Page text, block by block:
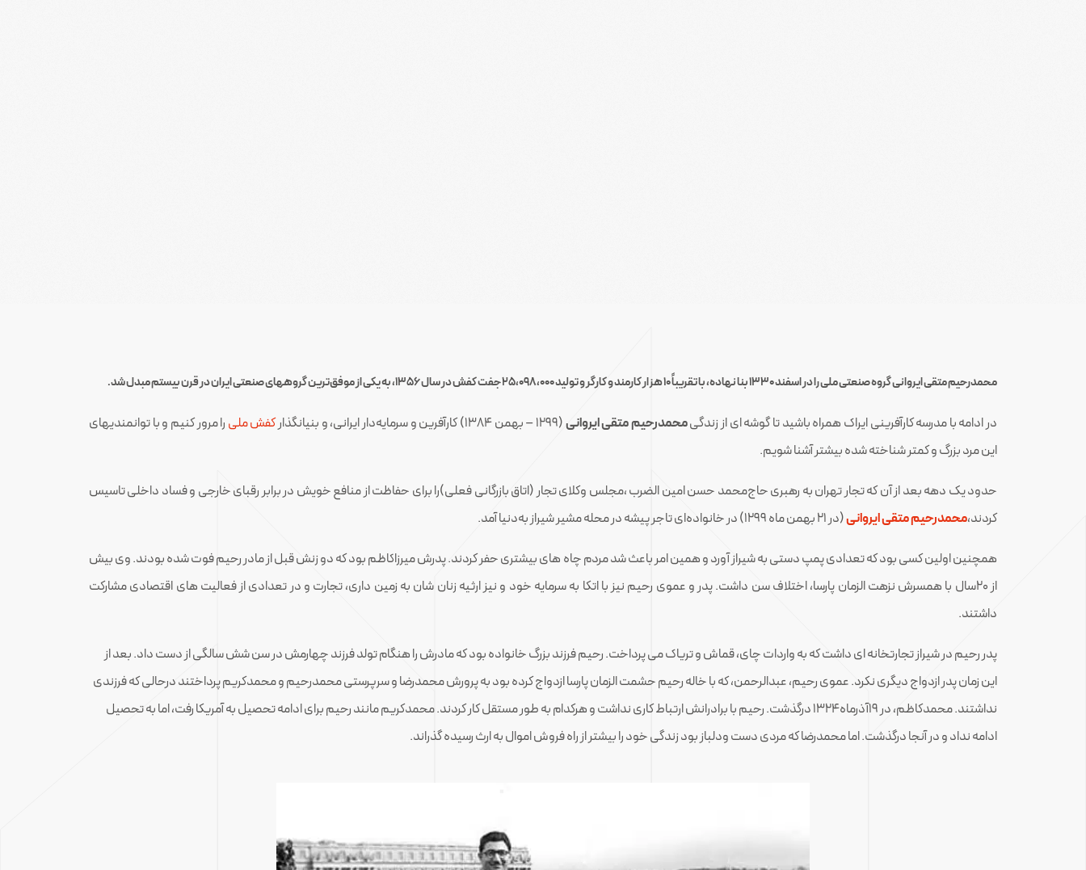
محمدرحیم متقی ایروانی گروه صنعتی ملی را در اسفند ۱۳۳۰ بنا نهاده، با تقریباً ۱۰ هزار کارمند و کارگر و تولید ۲۵،۰۹۸،۰۰۰ جفت کفش در سال ۱۳۵۶، به یکی از موفق‌ترین گروههای صنعتی ایران در قرن بیستم مبدل شد.
در ادامه با مدرسه کارآفرینی ایراک همراه باشید تا گوشه ای از زندگیمحمدرحیم متقی ایروانی(۱۲۹۹ – بهمن ۱۳۸۴) کارآفرین و سرمایه‌دار ایرانی، و بنیانگذار کفش ملی را مرور کنیم و با توانمندیهای
این مرد بزرگ و کمتر شناخته شده بیشتر آشنا شویم.
حدود یک دهه بعد از آن که تجار تهران به رهبری حاج‌محمد حسن امین الضرب ،مجلس وکلای تجار (اتاق بازرگانی فعلی)را برای حفاظت از منافع خویش در برابر رقبای خارجی و فساد داخلی تاسیس
کردند،محمدرحیم متقی ایروانی(در ۲۱ بهمن ماه ۱۲۹۹) در خانواده‌ای تاجر پیشه در محله مشیر شیراز به‌دنیا آمد.
همچنین اولین کسی بود که تعدادی پمپ دستی به شیراز آورد و همین امر باعث شد مردم چاه های بیشتری حفر کردند. پدرش میرزاکاظم بود که دو زنش قبل از مادر رحیم فوت شده بودند. وی بیش
از ۲۰سال با همسرش نزهت الزمان پارسا، اختلاف سن داشت. پدر و عموی رحیم نیز با اتکا به سرمایه خود و نیز ارثیه زنان شان به زمین داری، تجارت و در تعدادی از فعالیت های اقتصادی مشارکت
داشتند.
پدر رحیم در شیراز تجارتخانه ای داشت که به واردات چای، قماش و تریاک می پرداخت. رحیم فرزند بزرگ خانواده بود که مادرش را هنگام تولد فرزند چهارمش در سن شش سالگی از دست داد. بعد از
این زمان پدر ازدواج دیگری نکرد. عموی رحیم، عبدالرحمن، که با خاله رحیم حشمت الزمان پارسا ازدواج کرده بود به پرورش محمدرضا و سرپرستی محمدرحیم و محمدکریم پرداختند درحالی که فرزندی
نداشتند. محمدکاظم، در ۱۹آذرماه۱۳۲۴ درگذشت. رحیم با برادرانش ارتباط کاری نداشت و هرکدام به طور مستقل کار کردند. محمدکریم مانند رحیم برای ادامه تحصیل به آمریکا رفت، اما به تحصیل
ادامه نداد و در آنجا درگذشت. اما محمدرضا که مردی دست ودلباز بود زندگی خود را بیشتر از راه فروش اموال به ارث رسیده گذراند.